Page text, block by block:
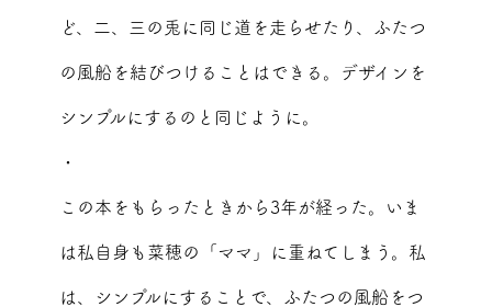
ど、二、三の兎に同じ道を走らせたり、ふたつ
の風船を結びつけることはできる。デザインを
シンプルにするのと同じように。
・
この本をもらったときから3年が経った。いま
は私自身も菜穂の「ママ」に重ねてしまう。私
は、シンプルにすることで、ふたつの風船をつ